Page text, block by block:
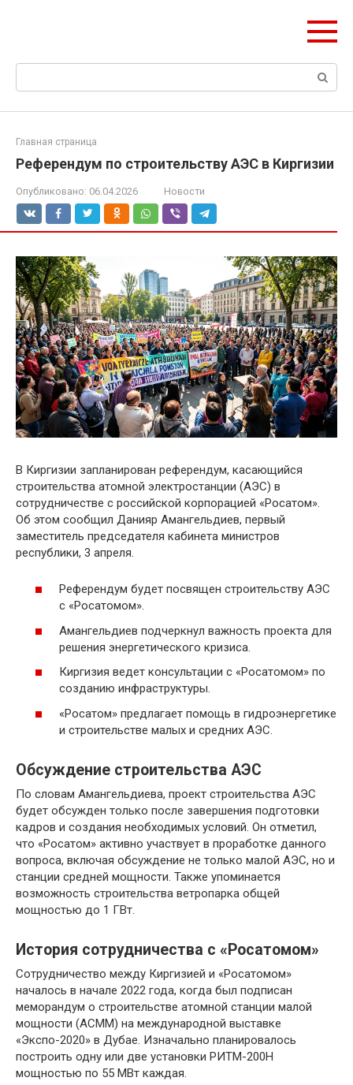
Поиск:
Главная страница
Референдум по строительству АЭС в Киргизии
Опубликовано: 06.04.2026 Новости
В Киргизии запланирован референдум, касающийся
строительства атомной электростанции (АЭС) в
сотрудничестве с российской корпорацией «Росатом».
Об этом сообщил Данияр Амангельдиев, первый
заместитель председателя кабинета министров
республики, 3 апреля.
Референдум будет посвящен строительству АЭС
с «Росатомом».
Амангельдиев подчеркнул важность проекта для
решения энергетического кризиса.
Киргизия ведет консультации с «Росатомом» по
созданию инфраструктуры.
«Росатом» предлагает помощь в гидроэнергетике
и строительстве малых и средних АЭС.
Обсуждение строительства АЭС
По словам Амангельдиева, проект строительства АЭС
будет обсужден только после завершения подготовки
кадров и создания необходимых условий. Он отметил,
что «Росатом» активно участвует в проработке данного
вопроса, включая обсуждение не только малой АЭС, но и
станции средней мощности. Также упоминается
возможность строительства ветропарка общей
мощностью до 1 ГВт.
История сотрудничества с «Росатомом»
Сотрудничество между Киргизией и «Росатомом»
началось в начале 2022 года, когда был подписан
меморандум о строительстве атомной станции малой
мощности (АСММ) на международной выставке
«Экспо-2020» в Дубае. Изначально планировалось
построить одну или две установки РИТМ-200H
мощностью по 55 МВт каждая.